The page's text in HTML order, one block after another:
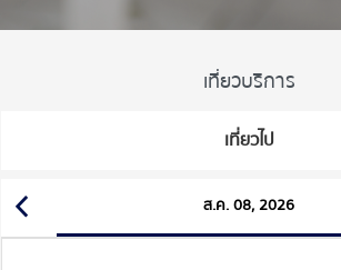
เที่ยวบริการ
เที่ยวไป
ส.ค. 08, 2026